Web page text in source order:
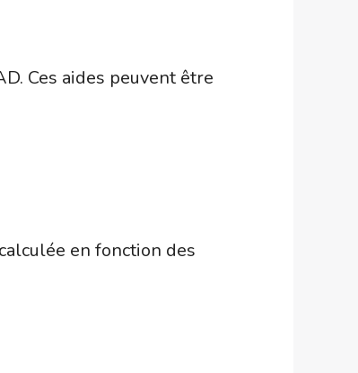
Ces aides peuvent être
en fonction des